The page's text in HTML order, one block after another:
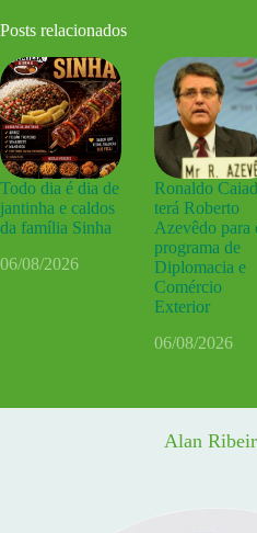
Posts relacionados
Todo dia é dia de
jantinha e caldos
da família Sinha
06/08/2026
Ronaldo
terá Roberto
Azevêdo para
programa de
Diplomacia e
Comércio
Exterior
06/08/2026
Alan